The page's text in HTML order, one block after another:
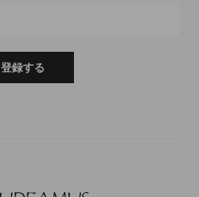
登録する